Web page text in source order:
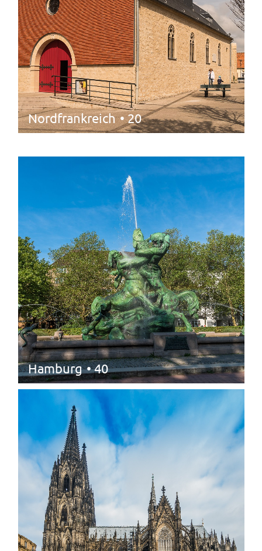
Nordfrankreich • 20
Hamburg • 40